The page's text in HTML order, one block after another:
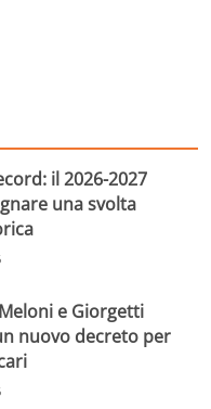
il 2026-2027
una svolta
e Giorgetti
nuovo decreto per